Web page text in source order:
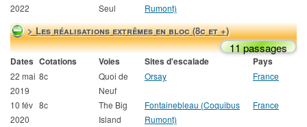
2022
Seul
Rumont)
> Les réalisations extrêmes en bloc (8c et +)
11 passages
Dates Cotations Voies Sites d'escalade Pays
22 mai
2019
8c
Quoi de
Neuf
Orsay France
10 fév
2020
8c
The Big
Island
Fontainebleau (Coquibus
Rumont)
France